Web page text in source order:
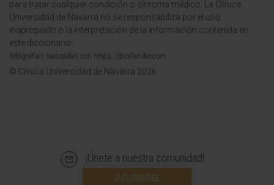
para tratar cualquier condición o síntoma médico. La Clínica
Universidad de Navarra no se responsabiliza por el uso
inapropiado o la interpretación de la información contenida en
este diccionario.
Infografías realizadas con https://BioRender.com
© Clínica Universidad de Navarra 2026
¡Únete a nuestra comunidad!
SUSCRIBIRSE